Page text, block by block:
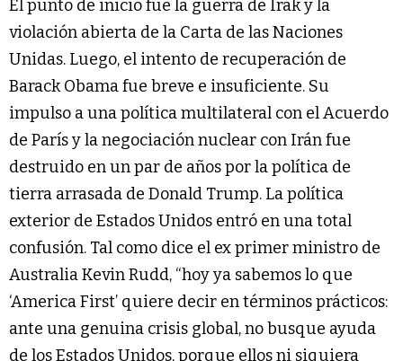
El punto de inicio fue la guerra de Irak y la
violación abierta de la Carta de las Naciones
Unidas. Luego, el intento de recuperación de
Barack Obama fue breve e insuficiente. Su
impulso a una política multilateral con el Acuerdo
de París y la negociación nuclear con Irán fue
destruido en un par de años por la política de
tierra arrasada de Donald Trump. La política
exterior de Estados Unidos entró en una total
confusión. Tal como dice el ex primer ministro de
Australia Kevin Rudd, “hoy ya sabemos lo que
‘America First’ quiere decir en términos prácticos:
ante una genuina crisis global, no busque ayuda
de los Estados Unidos, porque ellos ni siquiera